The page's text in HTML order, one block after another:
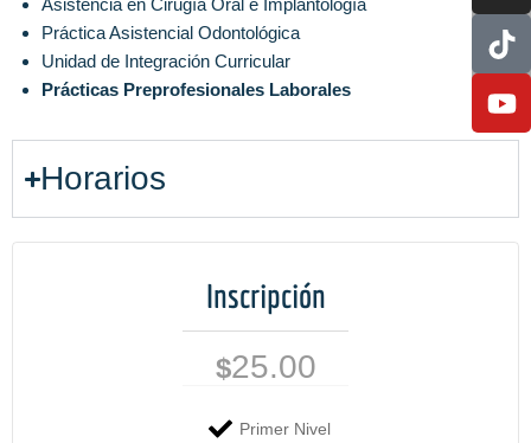
Asistencia en Cirugía Oral e Implantología
Práctica Asistencial Odontológica
Unidad de Integración Curricular
Prácticas Preprofesionales Laborales
Horarios
Inscripción
$25.00
Primer Nivel